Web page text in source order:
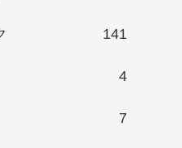
141
4
7